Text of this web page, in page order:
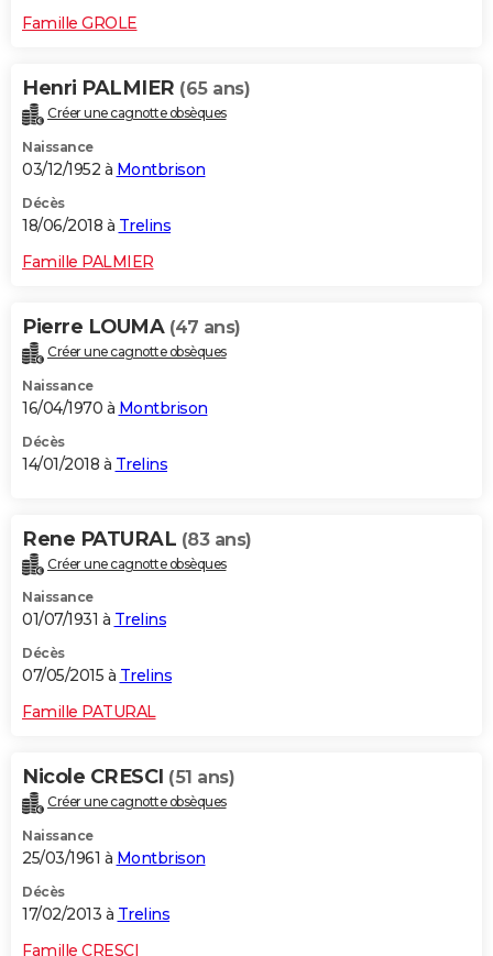
Famille GROLE
Henri PALMIER (65 ans)
Créer une cagnotte obsèques
Naissance
03/12/1952 à Montbrison
Décès
18/06/2018 à Trelins
Famille PALMIER
Pierre LOUMA (47 ans)
Créer une cagnotte obsèques
Naissance
16/04/1970 à Montbrison
Décès
14/01/2018 à Trelins
Rene PATURAL (83 ans)
Créer une cagnotte obsèques
Naissance
01/07/1931 à Trelins
Décès
07/05/2015 à Trelins
Famille PATURAL
Nicole CRESCI (51 ans)
Créer une cagnotte obsèques
Naissance
25/03/1961 à Montbrison
Décès
17/02/2013 à Trelins
Famille CRESCI